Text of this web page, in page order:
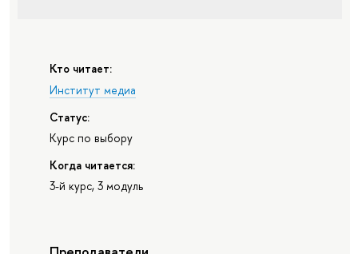
Кто читает:
Институт медиа
Статус:
Курс по выбору
Когда читается:
3-й курс, 3 модуль